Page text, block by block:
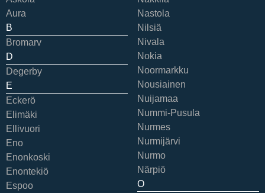
Aura
B
Bromarv
D
Degerby
E
Eckerö
Elimäki
Ellivuori
Eno
Enonkoski
Enontekiö
Espoo
Nastola
Nilsiä
Nivala
Nokia
Noormarkku
Nousiainen
Nuijamaa
Nummi-Pusula
Nurmes
Nurmijärvi
Nurmo
Närpiö
O